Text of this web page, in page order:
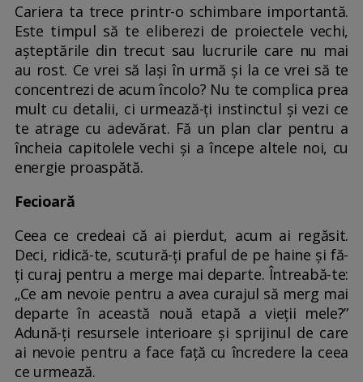
Cariera ta trece printr-o schimbare importantă.
Este timpul să te eliberezi de proiectele vechi,
așteptările din trecut sau lucrurile care nu mai
au rost. Ce vrei să lași în urmă și la ce vrei să te
concentrezi de acum încolo? Nu te complica prea
mult cu detalii, ci urmează-ți instinctul și vezi ce
te atrage cu adevărat. Fă un plan clar pentru a
încheia capitolele vechi și a începe altele noi, cu
energie proaspătă.
Fecioară
Ceea ce credeai că ai pierdut, acum ai regăsit.
Deci, ridică-te, scutură-ți praful de pe haine și fă-
ți curaj pentru a merge mai departe. Întreabă-te:
„Ce am nevoie pentru a avea curajul să merg mai
departe în această nouă etapă a vieții mele?”
Adună-ți resursele interioare și sprijinul de care
ai nevoie pentru a face față cu încredere la ceea
ce urmează.